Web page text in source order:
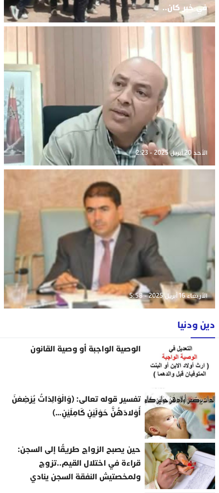
في خبر كان..
الأحد 20 أبريل 2025 - 2:23
الأربعاء 16 أبريل 2025 - 5:58
دين ودنيا
الوصية الواجبة أو وصية القانون
تفسير قوله تعالى: (وَالْوَالِدَاتُ يُرْضِعْنَ
أَوْلادَهُنَّ حَوْلَيْنِ كَامِلَيْنِ…)
حين يصبح الزواج طريقًا إلى السجن:
قراءة في اختلال القيم..تزوج
ولمخصتيش النفقة السجن ينادي